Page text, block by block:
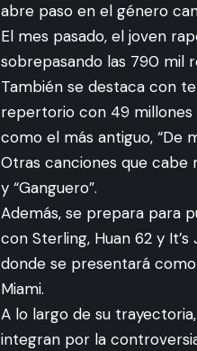
abre paso en el género
El mes pasado, el joven
sobrepasando las 790 mil
También se destaca con
repertorio con 49 millones
como el más antiguo, “De
Otras canciones que cabe
y “Ganguero”.
Además, se prepara para
con Sterling, Huan 62 y
donde se presentará
Miami.
A lo largo de su
integran por la